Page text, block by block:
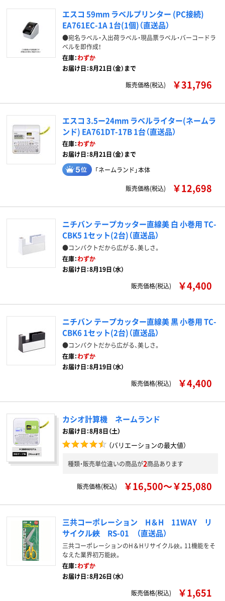
エスコ 59mm ラベルプリンター (PC接続)
EA761EC-1A 1台(1個)（直送品）
●宛名ラベル・入出荷ラベル・現品票ラベル・バーコードラ
ベルを即作成！
在庫：わずか
お届け日：8月21日（金）まで
販売価格(税込)
￥31,796
エスコ 3.5ー24mm ラベルライター(ネームラ
ンド) EA761DT-17B 1台（直送品）
在庫：わずか
お届け日：8月21日（金）まで
「ネームランド」本体
販売価格(税込) ￥12,698
ニチバン テープカッター直線美 白 小巻用 TC-
CBK5 1セット(2台)（直送品）
●コンパクトだから広がる、美しさ。
在庫：わずか
お届け日：8月19日（水）
販売価格(税込)
￥4,400
ニチバン テープカッター直線美 黒 小巻用 TC-
CBK6 1セット(2台)（直送品）
●コンパクトだから広がる、美しさ。
在庫：わずか
お届け日：8月19日（水）
販売価格(税込)
￥4,400
カシオ計算機 ネームランド
お届け日：8月8日（土）
（バリエーションの最大値）
種類・販売単位違いの商品が2商品あります
販売価格(税込) ￥16,500～￥25,080
三共コーポレーション H＆H 11WAY リ
サイクル鋏 RS-01 （直送品）
三共コーポレーションのH＆Hリサイクル鋏。11機能をそ
なえた業界初万能鋏。
在庫：わずか
お届け日：8月26日（水）
販売価格(税込)
￥1,651